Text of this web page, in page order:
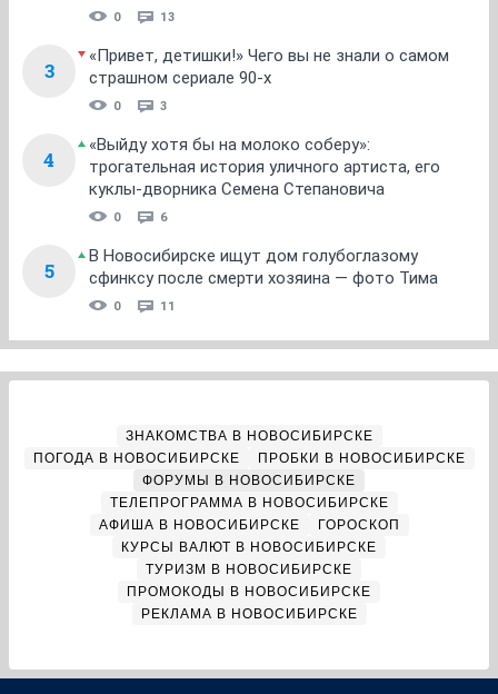
0 13
3
«Привет, детишки!» Чего вы не знали о самом
страшном сериале 90-х
0 3
4
«Выйду хотя бы на молоко соберу»:
трогательная история уличного артиста, его
куклы-дворника Семена Степановича
0 6
5
В Новосибирске ищут дом голубоглазому
сфинксу после смерти хозяина — фото Тима
0 11
ЗНАКОМСТВА В НОВОСИБИРСКЕ
ПОГОДА В НОВОСИБИРСКЕ
ПРОБКИ В НОВОСИБИРСКЕ
ФОРУМЫ В НОВОСИБИРСКЕ
ТЕЛЕПРОГРАММА В НОВОСИБИРСКЕ
АФИША В НОВОСИБИРСКЕ
ГОРОСКОП
КУРСЫ ВАЛЮТ В НОВОСИБИРСКЕ
ТУРИЗМ В НОВОСИБИРСКЕ
ПРОМОКОДЫ В НОВОСИБИРСКЕ
РЕКЛАМА В НОВОСИБИРСКЕ